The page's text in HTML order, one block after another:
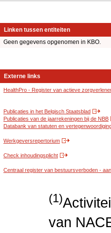
Linken tussen entiteiten
Geen gegevens opgenomen in KBO.
Externe links
HealthPro - Register van actieve
Publicaties in het Belgisch Staatsblad
Publicaties van de jaarrekeningen bij de NBB
Databank van statuten en
Werkgeversrepertorium
Check inhoudingsplicht
Centraal register van bestuursverboden -
(1)
van